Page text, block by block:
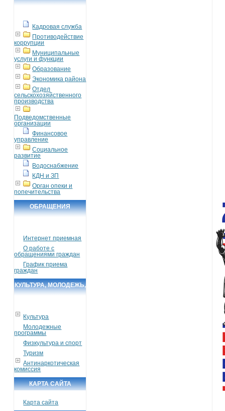
Кадровая служба
Противодействие
коррупции
Муниципальные
услуги и функции
Образование
Экономика района
Отдел
сельскохозяйственного
производства
Подведомственные
организации
Финансовое
управление
Социальное
развитие
Водоснабжение
КДН и ЗП
Орган опеки и
попечительства
ОБРАЩЕНИЯ
Интернет приемная
О работе с
обращениями граждан
График приема
граждан
КУЛЬТУРА, МОЛОДЕЖЬ,
Культура
Молодежные
программы
Физкультура и спорт
Туризм
Антинаркотическая
комиссия
КАРТА САЙТА
Карта сайта